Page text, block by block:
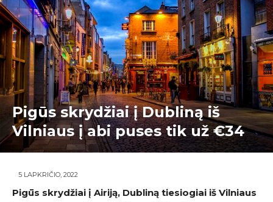
Pigūs skrydžiai į Dubliną iš
Vilniaus į abi puses tik už €34
5 LAPKRIČIO, 2022
Pigūs skrydžiai į Airiją, Dubliną tiesiogiai iš Vilniaus